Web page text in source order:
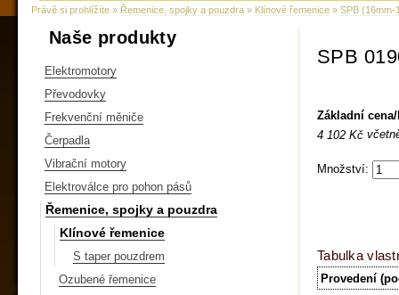
Právě si prohlížíte » Řemenice, spojky a pouzdra » Klínové řemenice » SPB (16mm-
Naše produkty
Elektromotory
Převodovky
Frekvenční měniče
Čerpadla
Vibrační motory
Elektroválce pro pohon pásů
Řemenice, spojky a pouzdra
Klínové řemenice
S taper pouzdrem
Ozubené řemenice
SPB
Základní
4 102 Kč
Množství:
Tabulka
Provedení